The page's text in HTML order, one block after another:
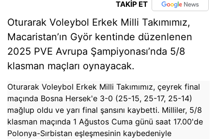
TAKİP ET
Oturarak Voleybol Erkek Milli Takımımız,
Macaristan’ın Györ kentinde düzenlenen
2025 PVE Avrupa Şampiyonası’nda 5/8
klasman maçları oynayacak.
Oturarak Voleybol Erkek Milli Takımımız, çeyrek final
maçında Bosna Hersek'e 3-0 (25-15, 25-17, 25-14)
mağlup oldu ve yarı final şansını kaybetti. Milliler, 5/8
klasman maçında 1 Ağustos Cuma günü saat 17.00'de
Polonya-Sırbistan eşleşmesinin kaybedeniyle